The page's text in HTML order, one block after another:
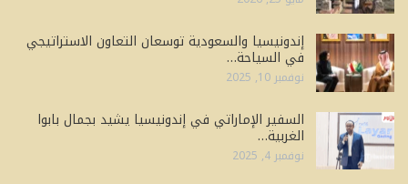
إندونيسيا والسعودية توسعان التعاون الاستراتيجي
في السياحة…
نوفمبر 10, 2025
السفير الإماراتي في إندونيسيا يشيد بجمال بابوا
الغربية…
نوفمبر 4, 2025